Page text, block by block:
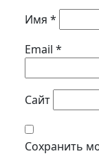
Имя *
Email *
Сайт
Сохранить